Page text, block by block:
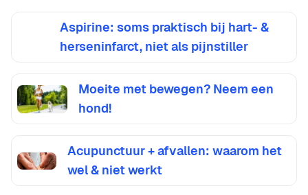
Aspirine: soms praktisch bij hart- &
herseninfarct, niet als pijnstiller
Moeite met bewegen? Neem een
hond!
Acupunctuur + afvallen: waarom het
wel & niet werkt